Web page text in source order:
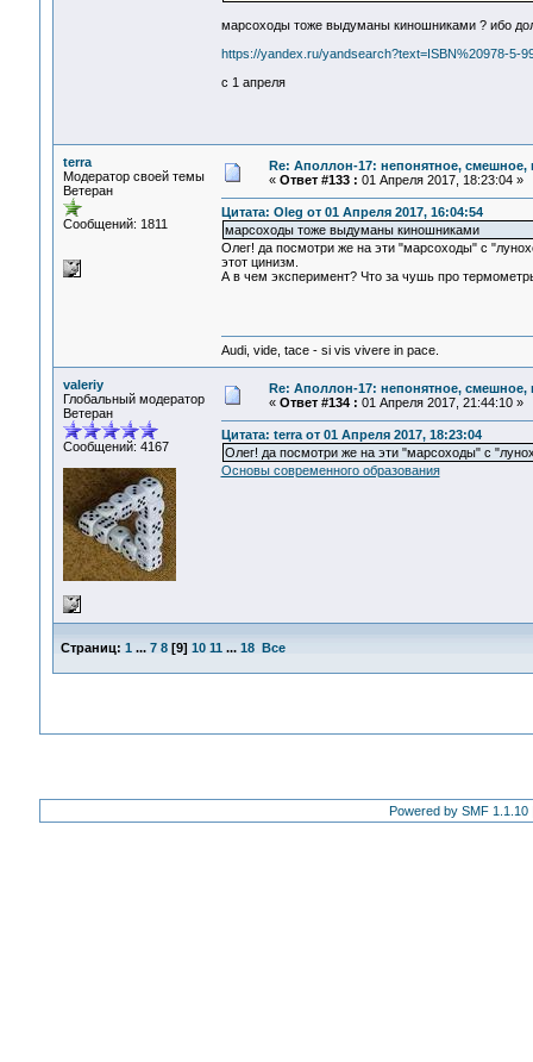
марсоходы тоже выдуманы киношниками ? ибо
https://yandex.ru/yandsearch?text=ISBN%20978-5-
с 1 апреля
terra
Модератор своей темы
Ветеран
Сообщений: 1811
Re: Аполлон-17: непонятное, смешное,
« Ответ #133 : 01 Апреля 2017, 18:23:04 »
Цитата: Oleg от 01 Апреля 2017, 16:04:54
марсоходы тоже выдуманы киношниками
Олег! да посмотри же на эти "марсоходы" с
этот цинизм.
А в чем эксперимент? Что за чушь про
Audi, vide, tace - si vis vivere in pace.
valeriy
Глобальный модератор
Ветеран
Сообщений: 4167
Re: Аполлон-17: непонятное, смешное,
« Ответ #134 : 01 Апреля 2017, 21:44:10 »
Цитата: terra от 01 Апреля 2017, 18:23:04
Олег! да посмотри же на эти "марсоходы" с
Основы современного образования
Страниц: 1 ... 7 8[9] 10 11 ... 18 Все
Powered by SMF 1.1.10